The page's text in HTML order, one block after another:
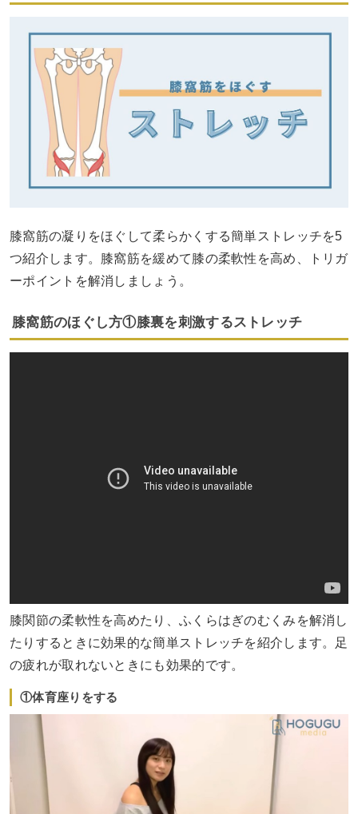
膝窩筋の凝りをほぐして柔らかくする簡単ストレッチを5
つ紹介します。膝窩筋を緩めて膝の柔軟性を高め、トリガ
ーポイントを解消しましょう。
膝窩筋のほぐし方①膝裏を刺激するストレッチ
膝関節の柔軟性を高めたり、ふくらはぎのむくみを解消し
たりするときに効果的な簡単ストレッチを紹介します。足
の疲れが取れないときにも効果的です。
①体育座りをする